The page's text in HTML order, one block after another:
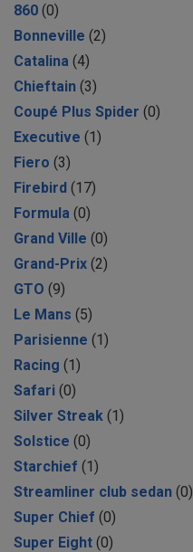
860 (0)
Bonneville (2)
Catalina (4)
Chieftain (3)
Coupé Plus Spider (0)
Executive (1)
Fiero (3)
Firebird (17)
Formula (0)
Grand Ville (0)
Grand-Prix (2)
GTO (9)
Le Mans (5)
Parisienne (1)
Racing (1)
Safari (0)
Silver Streak (1)
Solstice (0)
Starchief (1)
Streamliner club sedan (0)
Super Chief (0)
Super Eight (0)